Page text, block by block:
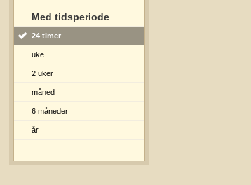
Med tidsperiode
24 timer
uke
2 uker
måned
6 måneder
år